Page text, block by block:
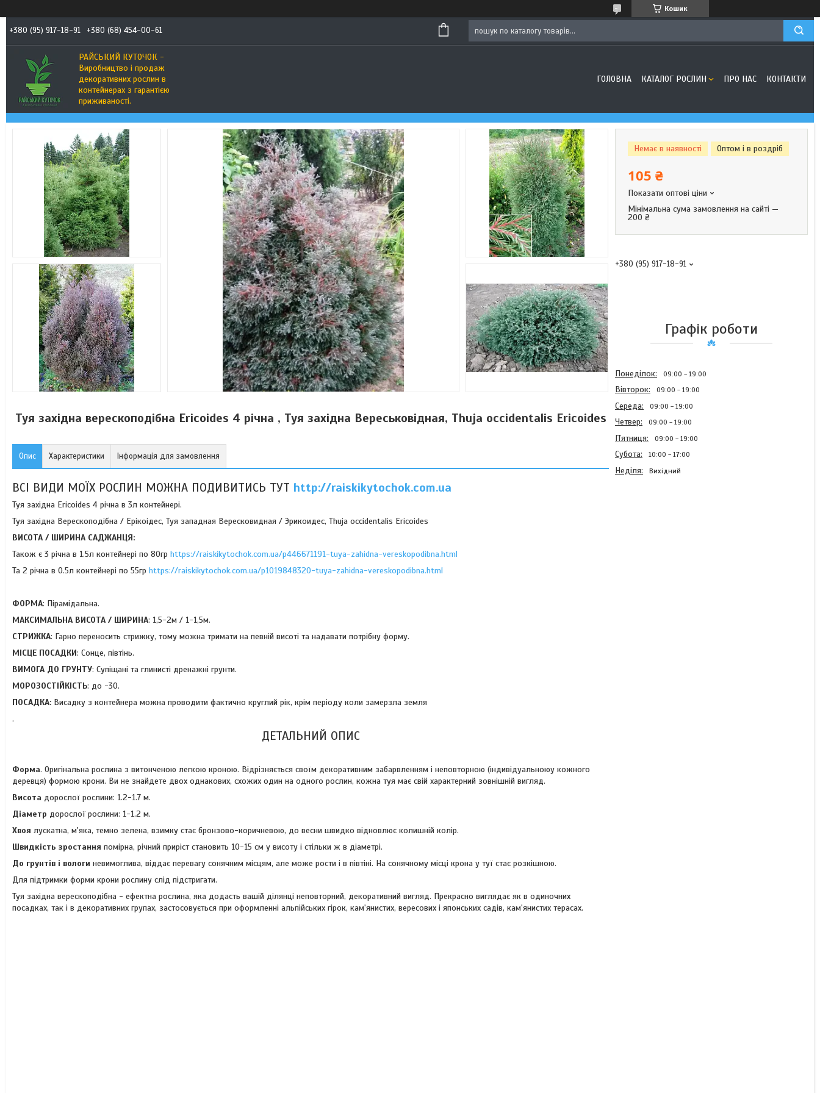
Кошик
+380 (95) 917-18-91 +380 (68) 454-00-61
РАЙСЬКИЙ КУТОЧОК -
Виробництво і продаж
декоративних рослин в
контейнерах з гарантією
приживаності.
ГОЛОВНА КАТАЛОГ РОСЛИН ПРО НАС КОНТАКТИ
Туя західна верескоподібна Ericoides 4 річна , Туя західна Вереськовідная, Thuja occidentalis Ericoides
Опис Характеристики Інформація для замовлення
ВСІ ВИДИ МОЇХ РОСЛИН МОЖНА ПОДИВИТИСЬ ТУТ http://raiskikytochok.com.ua
Туя західна Ericoides 4 річна в 3л контейнері.
Туя західна Верескоподібна / Ерікоідес, Туя западная Вересковидная / Эрикоидес, Thuja occidentalis Ericoides
ВИСОТА / ШИРИНА САДЖАНЦЯ:
Також є 3 річна в 1.5л контейнері по 80гр https://raiskikytochok.com.ua/p446671191-tuya-zahidna-vereskopodibna.html
Та 2 річна в 0.5л контейнері по 55гр https://raiskikytochok.com.ua/p1019848320-tuya-zahidna-vereskopodibna.html
ФОРМА: Пірамідальна.
МАКСИМАЛЬНА ВИСОТА / ШИРИНА: 1,5-2м / 1-1,5м.
СТРИЖКА: Гарно переносить стрижку, тому можна тримати на певній висоті та надавати потрібну форму.
МІСЦЕ ПОСАДКИ: Сонце, півтінь.
ВИМОГА ДО ГРУНТУ: Супіщані та глинисті дренажні грунти.
МОРОЗОСТІЙКІСТЬ: до -30.
ПОСАДКА: Висадку з контейнера можна проводити фактично круглий рік, крім періоду коли замерзла земля
.
ДЕТАЛЬНИЙ ОПИС
Форма. Оригінальна рослина з витонченою легкою кроною. Відрізняється своїм декоративним забарвленням і неповторною (індивідуальноюу кожного
деревця) формою крони. Ви не знайдете двох однакових, схожих один на одного рослин, кожна туя має свій характерний зовнішній вигляд.
Висота дорослої рослини: 1.2-1.7 м.
Діаметр дорослої рослини: 1-1.2 м.
Хвоя лускатна, м'яка, темно зелена, взимку стає бронзово-коричневою, до весни швидко відновлює колишній колір.
Швидкість зростання помірна, річний приріст становить 10-15 см у висоту і стільки ж в діаметрі.
До грунтів і вологи невимоглива, віддає перевагу сонячним місцям, але може рости і в півтіні. На сонячному місці крона у туї стає розкішною.
Для підтримки форми крони рослину слід підстригати.
Туя західна верескоподібна - ефектна рослина, яка додасть вашій ділянці неповторний, декоративний вигляд. Прекрасно виглядає як в одиночних
посадках, так і в декоративних групах, застосовується при оформленні альпійських гірок, кам'янистих, вересових і японських садів, кам'янистих терасах.
Немає в наявності Оптом і в роздріб
105 ₴
Показати оптові ціни
Мінімальна сума замовлення на сайті —
200 ₴
+380 (95) 917-18-91
Графік роботи
Понеділок 09:00 19:00
Вівторок 09:00 19:00
Середа 09:00 19:00
Четвер 09:00 19:00
Пʼятниця 09:00 19:00
Субота 10:00 17:00
Неділя Вихідний